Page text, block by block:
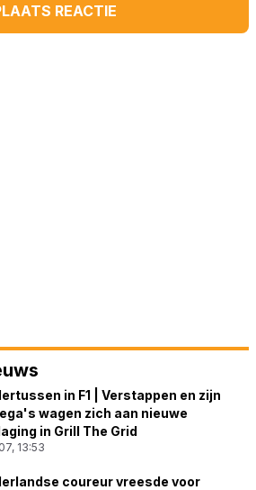
REACTIE
in F1 | Verstappen en zijn
wagen zich aan nieuwe
in Grill The Grid
13:53
coureur vreesde voor